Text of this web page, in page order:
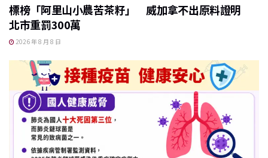
標榜「阿里山小農苦茶籽」 威加拿不出原料證明
北市重罰300萬
2026 年 8 月 8 日